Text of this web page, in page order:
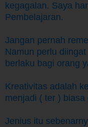
kegagalan. Saya
Pembelajaran.
Jangan pernah
Namun perlu
berlaku bagi orang
Kreativitas adalah
menjadi ( ter )
Jenius itu